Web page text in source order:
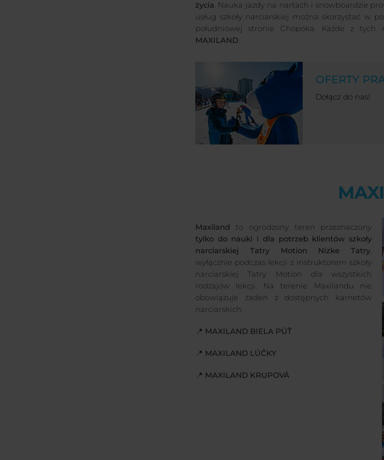
życia. Nauka jazdy na nartach i snowboardzie
usług szkoły narciarskiej można skorzystać w
południowej stronie Chopoka. Każde z
MAXILAND.
OFERTY
Dołącz do nas!
Maxiland to ogrodzony teren przeznaczony
tylko do nauki i dla potrzeb klientów szkoły
narciarskiej Tatry Motion Nízke Tatry,
wyłącznie podczas lekcji z instruktorem szkoły
narciarskiej Tatry Motion dla wszystkich
rodzajów lekcji. Na terenie Maxilandu nie
obowiązuje żaden z dostępnych karnetów
narciarskich.
📍 MAXILAND BIELA PÚŤ
📍 MAXILAND LÚČKY
📍 MAXILAND KRUPOVÁ